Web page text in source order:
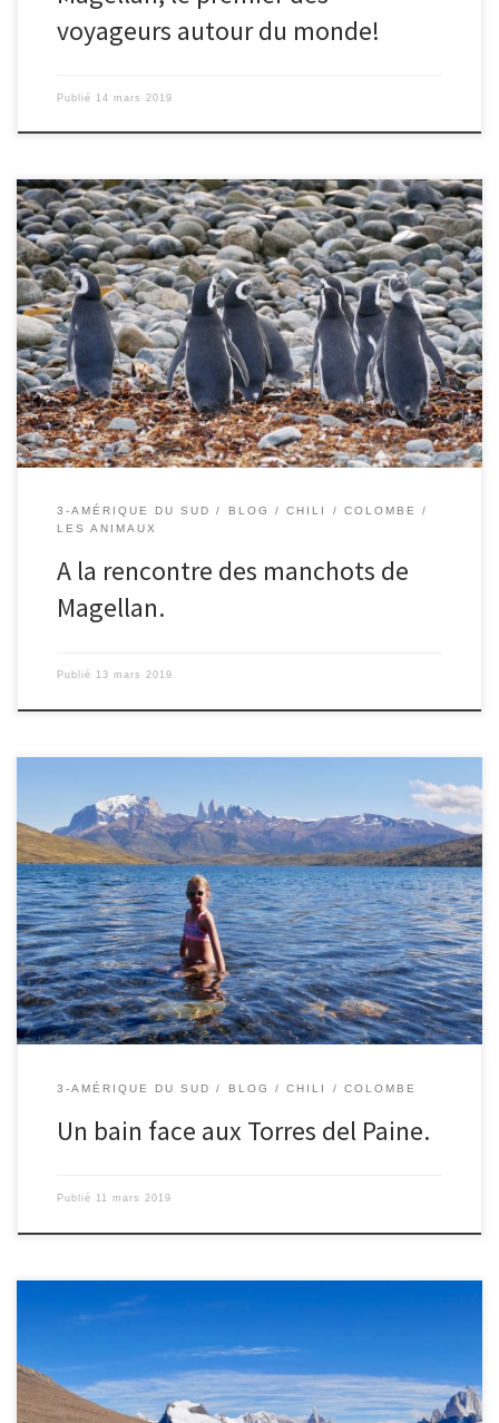
voyageurs autour du monde!
Publié 14 mars 2019
Le 12/03/2019 – Colombe. Il est 7heures du matin, nous partons
en expédition pour aller voir les manchots sur l’île de Magdalena,
dans le détroit de Magellan. Nous parcourons en 30 minutes, les
18km qui nous séparent du continent et nous débarquons sur une
île déserte, avec un phare […]
3-AMÉRIQUE DU SUD BLOG CHILI
COLOMBE
LES ANIMAUX
A la rencontre des manchots de
Magellan.
Publié 13 mars 2019
10/03/2019 – Colombe. Aujourd’hui, c’est le 4ème et dernier jour
dans le superbe parc Torres del Paine. Après que les parents aient
rangé tout le matériel de camping, et que Mahaut et moi ayons
profité des jeux en nous lançant des défis (sur une balançoire
double, Mahaut devait être plus […]
3-AMÉRIQUE DU SUD BLOG CHILI COLOMBE
Un bain face aux Torres del Paine.
Publié 11 mars 2019
Le 1/03/2019 – Colombe. Ce matin nous nous réveillâmes très tôt
pour parcourir les chemins du Loma del Pleigue Tumbado. A 7h30,
nous partîmes à la découverte de nouveaux et splendides